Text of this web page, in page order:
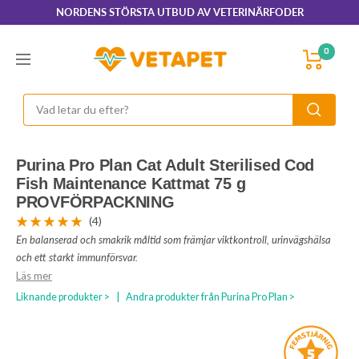
till
NORDENS STÖRSTA UTBUD AV VETERINÄRFODER
Navigering
VetaPet.com 0
Purina Pro Plan Cat Adult Sterilised Cod
Fish Maintenance Kattmat 75 g
PROVFÖRPACKNING
(4)
En balanserad och smakrik måltid som främjar viktkontroll, urinvägshälsa
och ett starkt immunförsvar.
Läs mer
Liknande produkter > Andra produkter från Purina Pro Plan >